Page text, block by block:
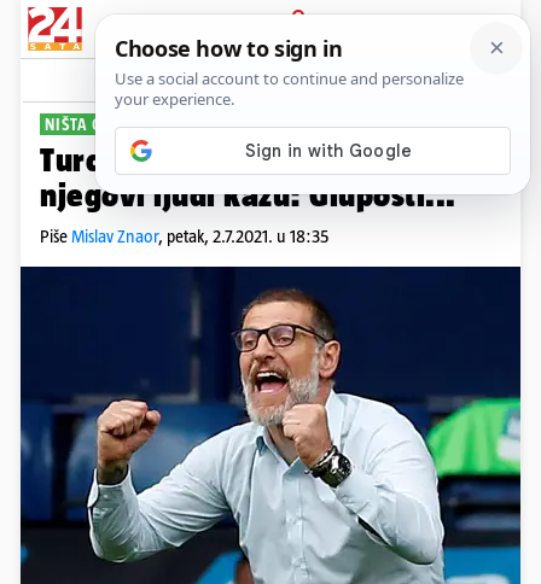
PRIJAVA
Sport Komentari
NIŠTA OD TURSKE?
Turci preselili Bilića u Fener, ali
njegovi ljudi kažu: Gluposti...
PišeMislav Znaor, petak, 2.7.2021. u 18:35